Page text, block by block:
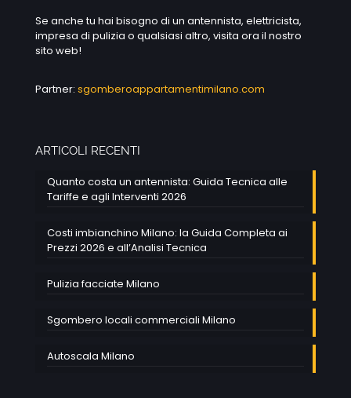
Se anche tu hai bisogno di un antennista, elettricista,
impresa di pulizia o qualsiasi altro, visita ora il nostro
sito web!
Partner: sgomberoappartamentimilano.com
ARTICOLI RECENTI
Quanto costa un antennista: Guida Tecnica alle
Tariffe e agli Interventi 2026
Costi imbianchino Milano: la Guida Completa ai
Prezzi 2026 e all’Analisi Tecnica
Pulizia facciate Milano
Sgombero locali commerciali Milano
Autoscala Milano